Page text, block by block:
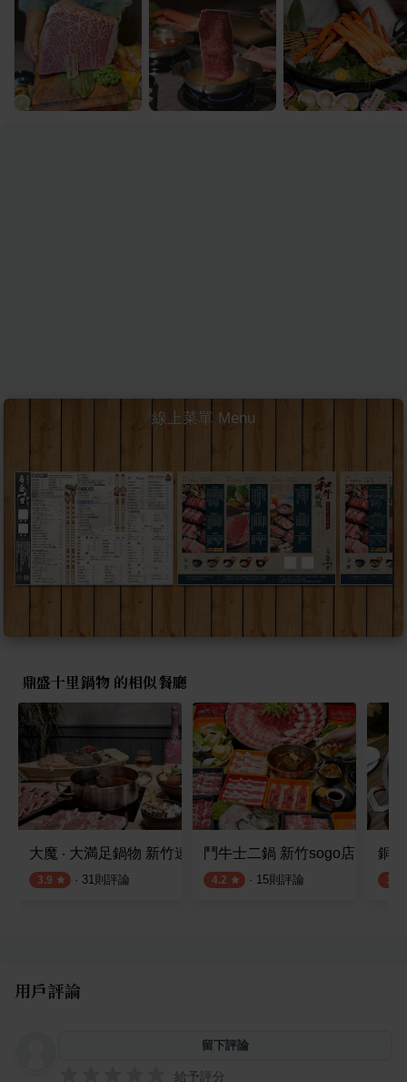
線上菜單 Menu
鼎盛十里鍋物 的相似餐廳
大魔 ‧ 大満足鍋物 新竹遠百店
3.9 · 31則評論
鬥牛士二鍋 新竹sogo店
4.2 · 15則評論
銅
3.6
用戶評論
留下評論
給予評分